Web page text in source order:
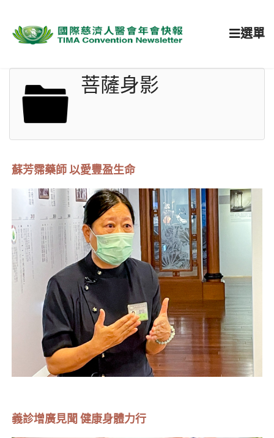
選單
菩薩身影
蘇芳霈藥師 以愛豐盈生命
義診增廣見聞 健康身體力行